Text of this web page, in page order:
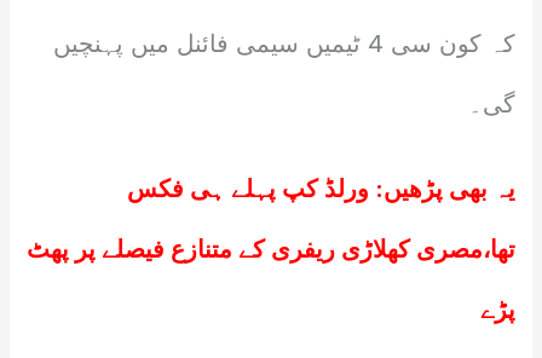
کہ کون سی 4 ٹیمیں سیمی فائنل میں پہنچیں
گی۔
یہ بھی پڑھیں: ورلڈ کپ پہلے ہی فکس
تھا،مصری کھلاڑی ریفری کے متنازع فیصلے پر پھٹ
پڑے